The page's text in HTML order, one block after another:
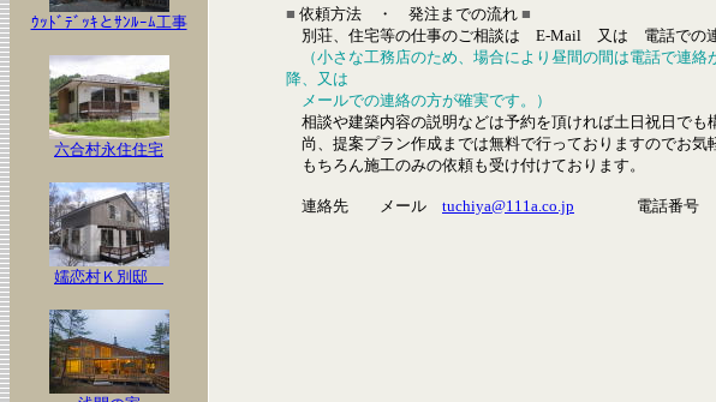
ｳｯﾄﾞﾃﾞｯｷとｻﾝﾙｰﾑ工事
六合村永住住宅
嬬恋村Ｋ別邸
■ 依頼方法 ・ 発注までの流れ ■
別荘、住宅等の仕事のご相談は E-Mail 又は 電話での連
（小さな工務店のため、場合により昼間の間は電話で連絡
降、又は
メールでの連絡の方が確実です。）
相談や建築内容の説明などは予約を頂ければ土日祝日でも
尚、提案プラン作成までは無料で行っておりますのでお気
もちろん施工のみの依頼も受け付けております。
連絡先 メール tuchiya@111a.co.jp 電話番号 ０２